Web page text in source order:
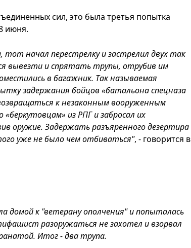
сил, это была третья попытка
июня.
тот начал перестрелку и застрелил двух так
вывезти и спрятать трупы, отрубив им
в багажник. Так называемая
задержания бойцов «батальона спецназа
к незаконным вооруженным
из РПГ и забросал их
оружие. Задержать разъяренного дезертира
уже не было чем отбиваться", - говорится в
домой к "ветерану ополчения" и попыталась
разоружаться не захотел и взорвал
Итог - два трупа.